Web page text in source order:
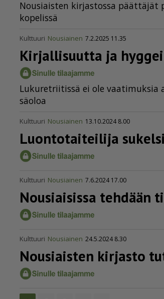
Nou­si­ais­ten kir­jas­tos­sa
ko­pe­lis­sä
Kulttuuri Nousiainen 7.2.2025 11.35
Kirjallisuutta ja
Lu­ku­ret­rii­tis­sä ei ole
sä­o­loa
Kulttuuri Nousiainen 13.10.2024 8.00
Luonto­tai­teilija
Kulttuuri Nousiainen 7.6.2024 17.00
Nousiaisissa tehdään
Kulttuuri Nousiainen 24.5.2024 8.30
Nousiaisten kirjasto